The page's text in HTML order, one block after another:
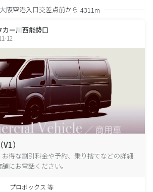
阪空港入口交差点前から 4311m
カー川西能勢口
12
）
得な割引料金や予約、乗り捨てなどの詳細
にお電話ください。
プロボックス 等